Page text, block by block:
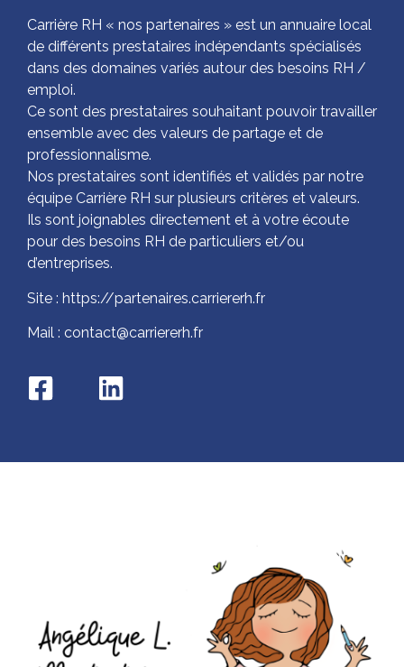
Carrière RH « nos partenaires » est un annuaire local
de différents prestataires indépendants spécialisés
dans des domaines variés autour des besoins RH /
emploi.
Ce sont des prestataires souhaitant pouvoir travailler
ensemble avec des valeurs de partage et de
professionnalisme.
Nos prestataires sont identifiés et validés par notre
équipe Carrière RH sur plusieurs critères et valeurs.
Ils sont joignables directement et à votre écoute
pour des besoins RH de particuliers et/ou
d’entreprises.
Site : https://partenaires.carriererh.fr
Mail : contact@carriererh.fr